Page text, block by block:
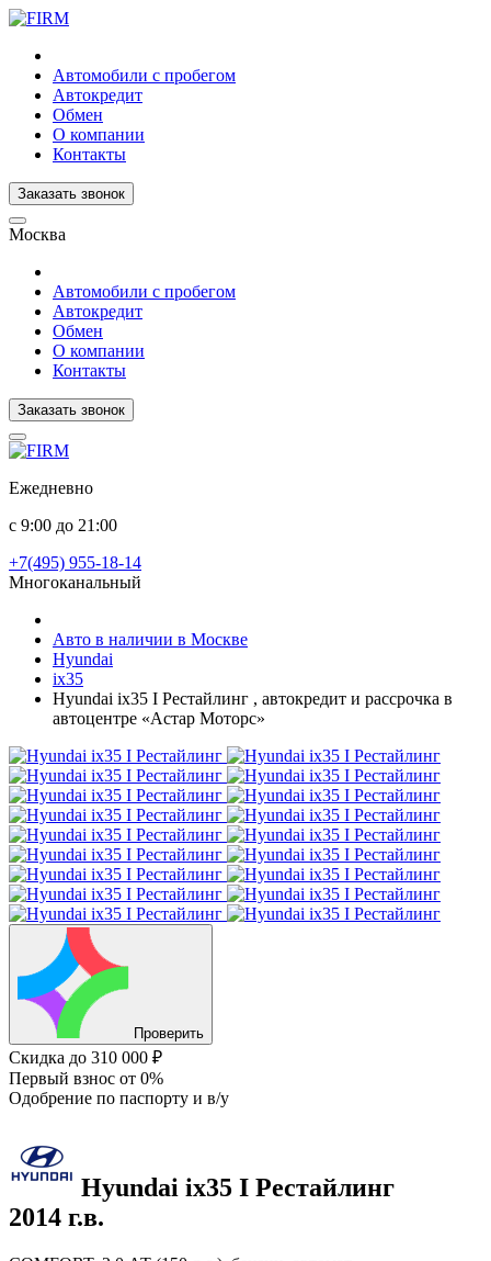
Автомобили с пробегом
Автокредит
Обмен
О компании
Контакты
Заказать звонок
Москва
Автомобили с пробегом
Автокредит
Обмен
О компании
Контакты
Заказать звонок
Ежедневно
с 9:00 до 21:00
+7(495) 955-18-14
Многоканальный
Авто в наличии в Москве
Hyundai
ix35
Hyundai ix35 I Рестайлинг , автокредит и рассрочка в
автоцентре «Астар Моторс»
Проверить
Скидка до 310 000 ₽
Первый взнос от 0%
Одобрение по паспорту и в/у
Hyundai ix35 I Рестайлинг
2014 г.в.